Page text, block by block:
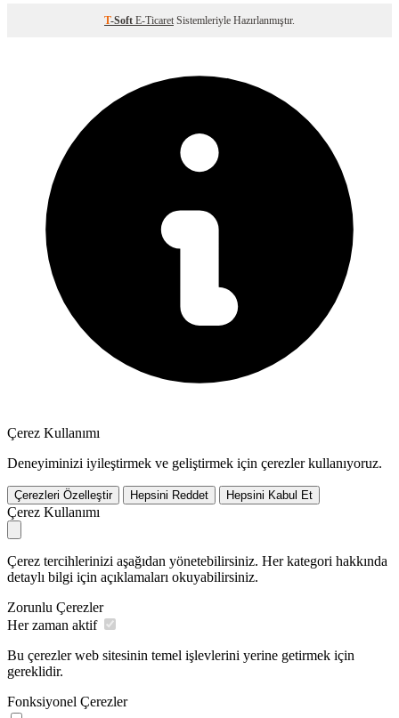
T-Soft E-Ticaret Sistemleriyle Hazırlanmıştır.
Çerez Kullanımı
Deneyiminizi iyileştirmek ve geliştirmek için çerezler kullanıyoruz.
Çerezleri Özelleştir Hepsini Reddet Hepsini Kabul Et
Çerez Kullanımı
Çerez tercihlerinizi aşağıdan yönetebilirsiniz. Her kategori hakkında
detaylı bilgi için açıklamaları okuyabilirsiniz.
Zorunlu Çerezler
Her zaman aktif
Bu çerezler web sitesinin temel işlevlerini yerine getirmek için
gereklidir.
Fonksiyonel Çerezler